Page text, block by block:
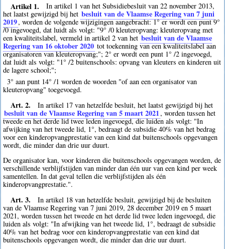
Artikel 1.
In artikel 1 van het Subsidiebesluit van 22 november 2013,
het laatst gewijzigd bij het besluit van de Vlaamse Regering van 7 juni
2019, worden de volgende wijzigingen aangebracht: 1° er wordt een punt 9°
/0 ingevoegd, dat luidt als volgt: "9° /0 kleuteropvang: kleuteropvang met
een kwaliteitslabel, vermeld in artikel 2 van het besluit van de Vlaamse
Regering van 16 oktober 2020 tot toekenning van een kwaliteitslabel aan
organisatoren van kleuteropvang;"; 2° er wordt een punt 1° /2 ingevoegd,
dat luidt als volgt: "1° /2 buitenschools: opvang van kleuters en kinderen uit
de lagere school;";
3° aan punt 14° /1 worden de woorden "of aan een organisator van
kleuteropvang" toegevoegd.
Art. 2. In artikel 17 van hetzelfde besluit, het laatst gewijzigd bij het
besluit van de Vlaamse Regering van 5 maart 2021, worden tussen het
tweede en het derde lid twee leden ingevoegd, die luiden als volgt: "In
afwijking van het tweede lid, 1°, bedraagt de subsidie 40% van het bedrag
voor een kinderopvangprestatie van een kind dat buitenschools opgevangen
wordt, die minder dan drie uur duurt.
De organisator kan, voor kinderen die buitenschools opgevangen worden, de
verschillende verblijfstijden van minder dan één uur van een kind per week
samentellen. In dat geval tellen die verblijfstijden als één
kinderopvangprestatie.".
Art. 3.
In artikel 18 van hetzelfde besluit, gewijzigd bij de besluiten
van de Vlaamse Regering van 7 juni 2019, 28 december 2019 en 5 maart
2021, worden tussen het tweede en het derde lid twee leden ingevoegd, die
luiden als volgt: "In afwijking van het tweede lid, 1°, bedraagt de subsidie
40% van het bedrag voor een kinderopvangprestatie van een kind dat
buitenschools opgevangen wordt, die minder dan drie uur duurt.